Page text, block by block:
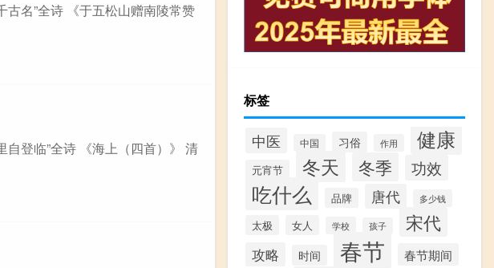
古名”全诗 《于五松山赠南陵常赞
自登临”全诗 《海上（四首）》 清
标签
中医 中国 习俗 作用 健康
元宵节 冬天 冬季 功效
吃什么 品牌 唐代 多少钱
太极 女人 学校 孩子 宋代
攻略 时间 春节 春节期间